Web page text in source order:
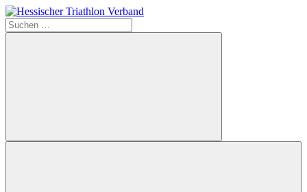
Zum
Inhalt
springen
Hessischer
Suchen
nach:
Suchen